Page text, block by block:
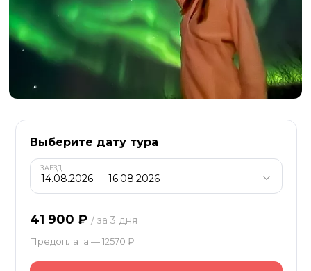
Выберите дату тура
ЗАЕЗД
41 900 ₽/ за 3 дня
Предоплата — 12570 ₽